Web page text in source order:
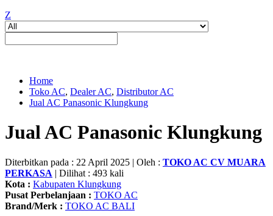
Z
Home
Toko AC, Dealer AC, Distributor AC
Jual AC Panasonic Klungkung
Jual AC Panasonic Klungkung
Diterbitkan pada : 22 April 2025 | Oleh : TOKO AC CV MUARA
PERKASA | Dilihat : 493 kali
Kota : Kabupaten Klungkung
Pusat Perbelanjaan : TOKO AC
Brand/Merk : TOKO AC BALI